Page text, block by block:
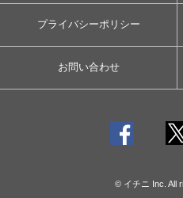
プライバシーポリシー
お問い合わせ
© イチニ Inc. All